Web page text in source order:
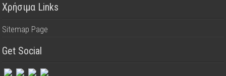
Χρήσιμα Links
Sitemap Page
Get Social